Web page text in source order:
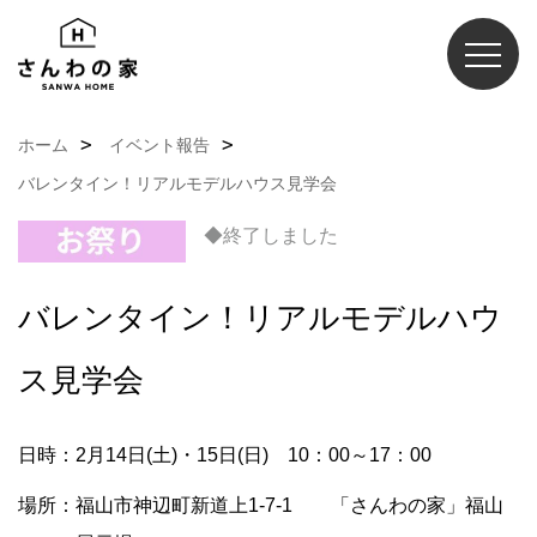
ホーム
イベント報告
バレンタイン！リアルモデルハウス見学会
◆終了しました
バレンタイン！リアルモデルハウ
ス見学会
日時：2月14日(土)・15日(日) 10：00～17：00
場所：福山市神辺町新道上1-7-1 「さんわの家」福山